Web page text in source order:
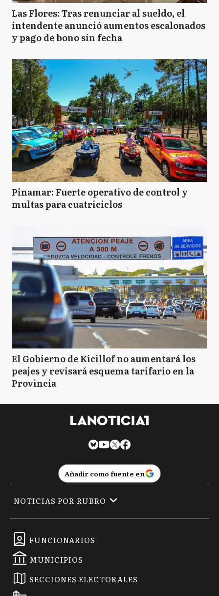
Las Flores: Tras renunciar al sueldo, el
intendente anunció aumentos escalonados
y pago de bono sin fecha
Pinamar: Fuerte operativo de control y
multas para cuatriciclos
El Gobierno de Kicillof no aumentará los
peajes y revisará esquema tarifario en la
Provincia
Añadir como fuente en
FUNCIONARIOS
MUNICIPIOS
SECCIONES ELECTORALES
NOTICIAS POR RUBRO